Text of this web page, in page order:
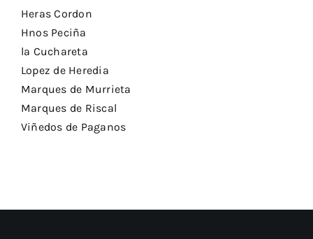
Heras Cordon
Hnos Peciña
la Cuchareta
Lopez de Heredia
Marques de Murrieta
Marques de Riscal
Viñedos de Paganos